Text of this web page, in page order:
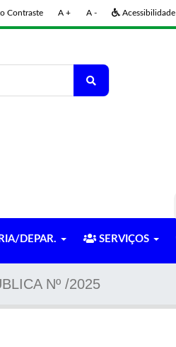
Contraste A + A - Acessibilidade
DEPAR. SERVIÇOS
Nº /2025